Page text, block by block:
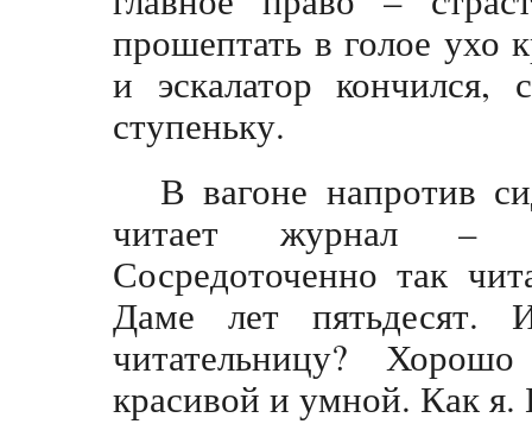
прошептать в голое ухо
и эскалатор кончился,
ступеньку.
В вагоне напротив
читает журнал –
Сосредоточенно так
Даме лет
читательницу?
красивой и умной. Как я.